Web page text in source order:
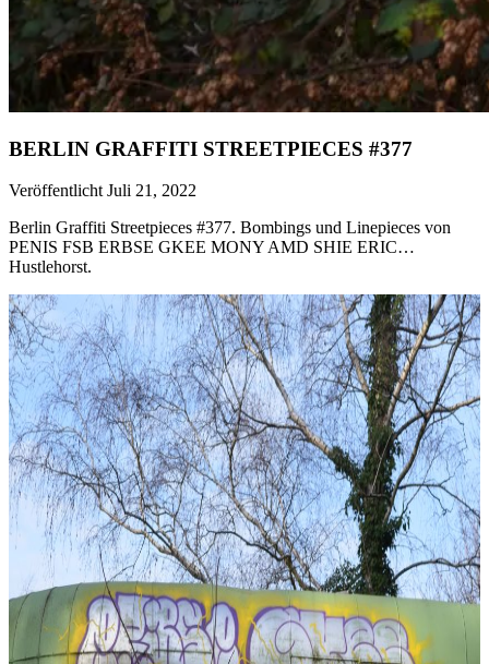
BERLIN GRAFFITI STREETPIECES #377
Veröffentlicht Juli 21, 2022
Berlin Graffiti Streetpieces #377. Bombings und Linepieces von
PENIS FSB ERBSE GKEE MONY AMD SHIE ERIC…
Hustlehorst.